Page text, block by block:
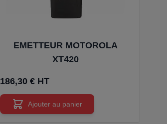
EMETTEUR MOTOROLA
XT420
186,30 € HT
Ajouter au panier